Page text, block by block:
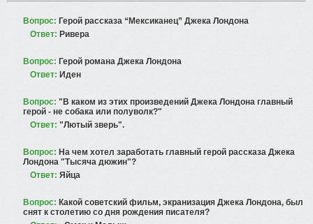
Вопрос: Герой рассказа “Мексиканец” Джека Лондона
Ответ: Ривера
Вопрос: Герой романа Джека Лондона
Ответ: Иден
Вопрос: "В каком из этих произведений Джека Лондона главный
герой - не собака или полуволк?"
Ответ: "Лютый зверь".
Вопрос: На чем хотел заработать главный герой рассказа Джека
Лондона "Тысяча дюжин"?
Ответ: Яйца
Вопрос: Какой советский фильм, экранизация Джека Лондона, был
снят к столетию со дня рождения писателя?